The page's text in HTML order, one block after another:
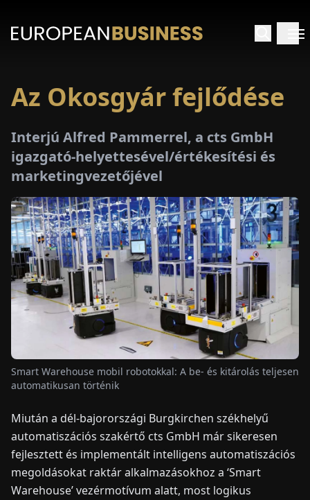
E-
PAPÍR
HÍREK
ENDEFRESITNLPLHU
KAPCSOLAT
Az Okosgyár fejlődése
Interjú Alfred Pammerrel, a cts GmbH
igazgató-helyettesével/értékesítési és
marketingvezetőjével
Smart Warehouse mobil robotokkal: A be- és kitárolás teljesen
automatikusan történik
Miután a dél-bajorországi Burgkirchen székhelyű
automatiszációs szakértő cts GmbH már sikeresen
fejlesztett és implementált intelligens automatiszációs
megoldásokat raktár alkalmazásokhoz a ‘Smart
Warehouse’ vezérmotívum alatt, most logikus